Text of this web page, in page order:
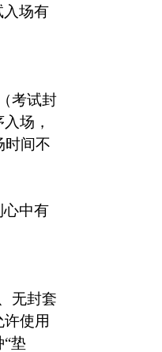
入场有
考试封
场，
时间不
心中有
无封套
使用
垫